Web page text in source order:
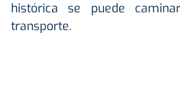
histórica se puede
transporte.